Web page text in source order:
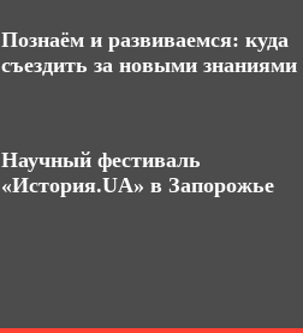
Познаём и развиваемся: куда
съездить за новыми знаниями
Научный фестиваль
«История.UA» в Запорожье